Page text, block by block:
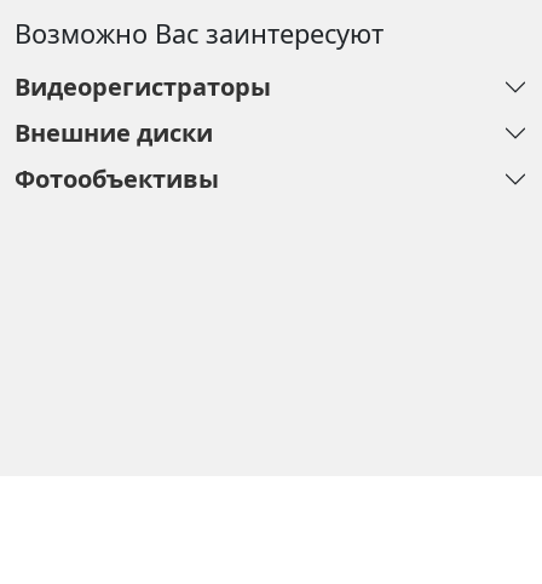
Возможно Вас заинтересуют
Видеорегистраторы
Внешние диски
Фотообъективы